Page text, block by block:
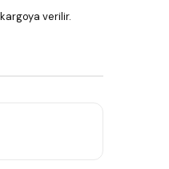
verilir.